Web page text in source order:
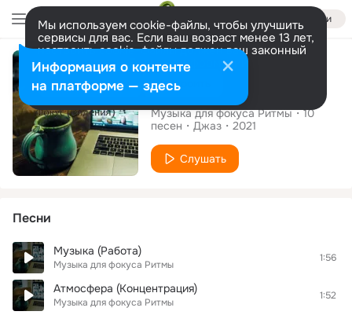
Войти
Мы используем cookie-файлы, чтобы улучшить
сервисы для вас. Если ваш возраст менее 13 лет,
настроить cookie-файлы должен ваш законный
представитель. Больше информации
Разрешить все Настроить
Альбом
Фокус (Видения)
Музыка для фокуса Ритмы
10
песен
Джаз 2021
Слушать
Песни
Музыка (Работа)
Музыка для фокуса Ритмы
1:56
Атмосфера (Концентрация)
Музыка для фокуса Ритмы
1:52
Информация о контенте
на платформе — здесь